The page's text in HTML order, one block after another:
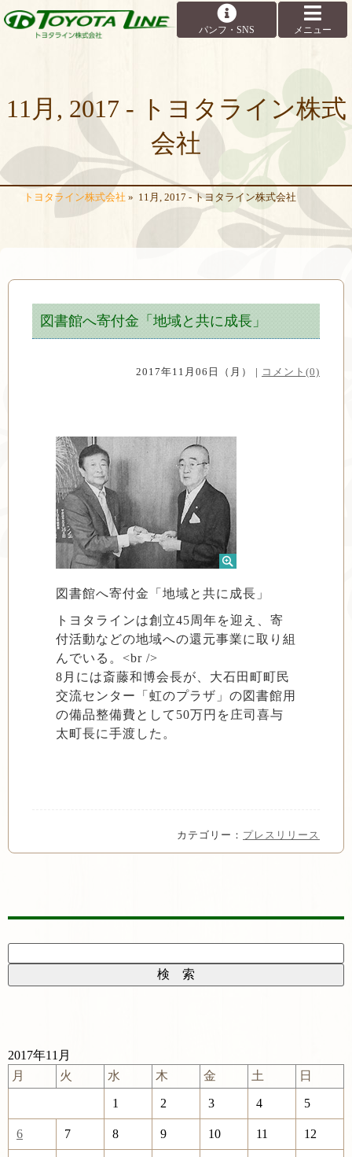
11月, 2017 - トヨタライン株式
会社
トヨタライン株式会社 » 11月, 2017 - トヨタライン株式会社
図書館へ寄付金「地域と共に成長」
2017年11月06日（月） | コメント(0)
図書館へ寄付金「地域と共に成長」
トヨタラインは創立45周年を迎え、寄
付活動などの地域への還元事業に取り組
んでいる。<br />
8月には斎藤和博会長が、大石田町町民
交流センター「虹のプラザ」の図書館用
の備品整備費として50万円を庄司喜与
太町長に手渡した。
カテゴリー： プレスリリース
2017年11月
月
火 水 木 金 土 日
1 2 3 4 5
6 7 8 9 10 11 12